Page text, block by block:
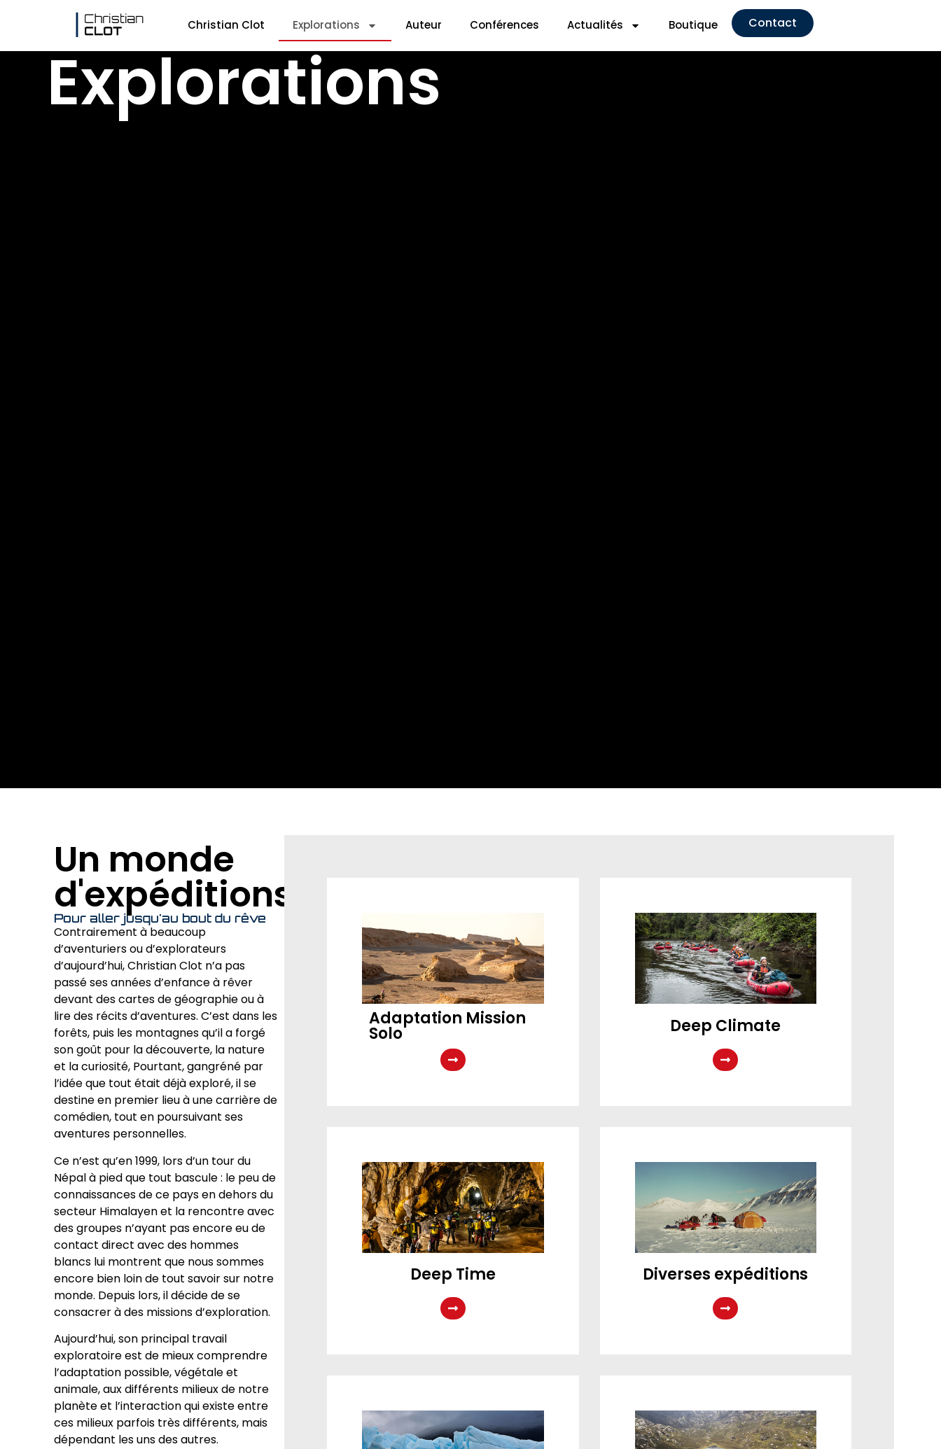
Christian Clot Explorations Auteur Conférences Actualités Boutique Contact
Explorations
Un monde
d'expéditions
Pour aller jusqu'au bout du rêve
Contrairement à beaucoup
d’aventuriers ou d’explorateurs
d’aujourd’hui, Christian Clot n’a pas
passé ses années d’enfance à rêver
devant des cartes de géographie ou à
lire des récits d’aventures. C’est dans les
forêts, puis les montagnes qu’il a forgé
son goût pour la découverte, la nature
et la curiosité, Pourtant, gangréné par
l’idée que tout était déjà exploré, il se
destine en premier lieu à une carrière de
comédien, tout en poursuivant ses
aventures personnelles.
Ce n’est qu’en 1999, lors d’un tour du
Népal à pied que tout bascule : le peu de
connaissances de ce pays en dehors du
secteur Himalayen et la rencontre avec
des groupes n’ayant pas encore eu de
contact direct avec des hommes
blancs lui montrent que nous sommes
encore bien loin de tout savoir sur notre
monde. Depuis lors, il décide de se
consacrer à des missions d’exploration.
Aujourd’hui, son principal travail
exploratoire est de mieux comprendre
l’adaptation possible, végétale et
animale, aux différents milieux de notre
planète et l’interaction qui existe entre
ces milieux parfois très différents, mais
dépendant les uns des autres.
Adaptation Mission
Solo Deep Climate
Deep Time Diverses expéditions